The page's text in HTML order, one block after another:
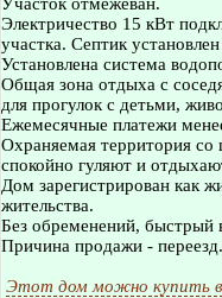
Электричество 15 кВт
участка. Септик
Установлена система
Общая зона отдыха с
для прогулок с детьми,
Ежемесячные платежи
Охраняемая территория
спокойно гуляют и
Дом зарегистрирован как
жительства.
Без обременений, быстрый
Причина продажи - переезд.
Этот дом можно купить